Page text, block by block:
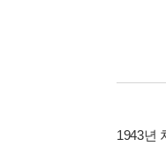
1943년